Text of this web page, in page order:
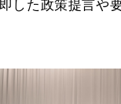
した政策提言や